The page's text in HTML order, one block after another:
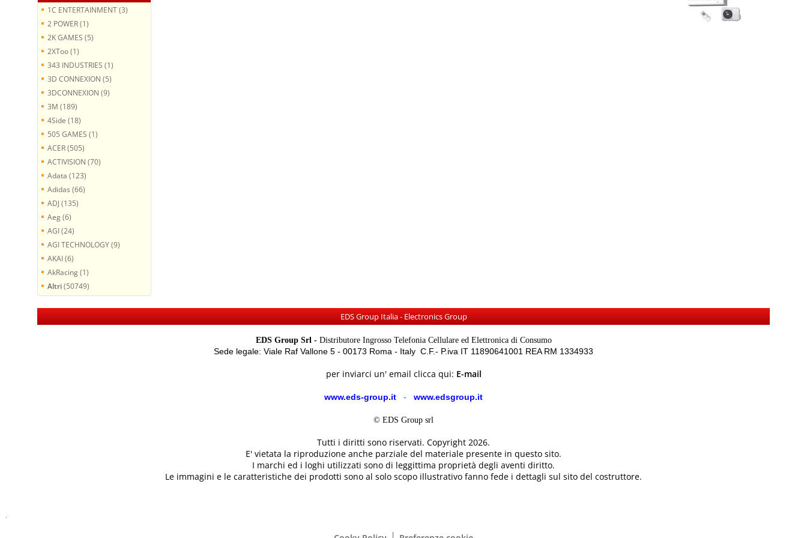
1C ENTERTAINMENT (3)
2 POWER (1)
2K GAMES (5)
2XToo (1)
343 INDUSTRIES (1)
3D CONNEXION (5)
3DCONNEXION (9)
3M (189)
4Side (18)
505 GAMES (1)
ACER (505)
ACTIVISION (70)
Adata (123)
Adidas (66)
ADJ (135)
Aeg (6)
AGI (24)
AGI TECHNOLOGY (9)
AKAI (6)
AkRacing (1)
Altri(50749)
EDS Group Italia - Electronics Group
EDS Group Srl -Distributore Ingrosso Telefonia Cellulare ed Elettronica di Consumo
Sede legale: Viale Raf Vallone 5 - 00173 Roma - Italy C.F.- P.iva IT 11890641001 REA RM 1334933
per inviarci un' email clicca qui: E-mail
www.eds-group.it - www.edsgroup.it
© EDS Group srl
Tutti i diritti sono riservati. Copyright 2026.
E' vietata la riproduzione anche parziale del materiale presente in questo sito.
I marchi ed i loghi utilizzati sono di leggittima proprietà degli aventi diritto.
Le immagini e le caratteristiche dei prodotti sono al solo scopo illustrativo fanno fede i dettagli sul sito del costruttore.